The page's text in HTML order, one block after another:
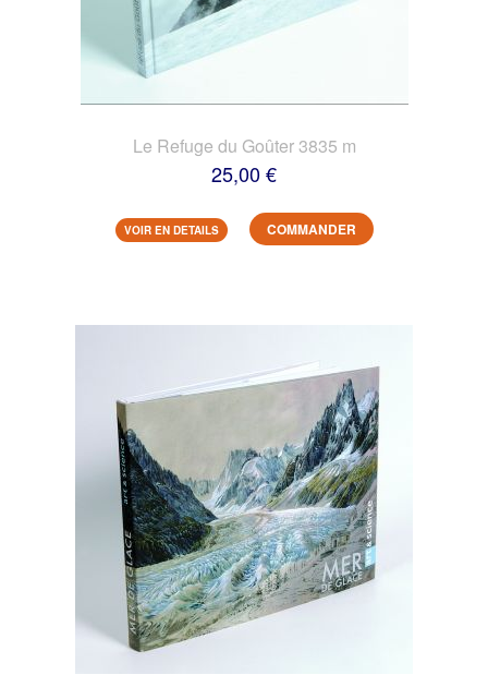
Le Refuge du Goûter 3835 m
25,00 €
VOIR EN DETAILS COMMANDER